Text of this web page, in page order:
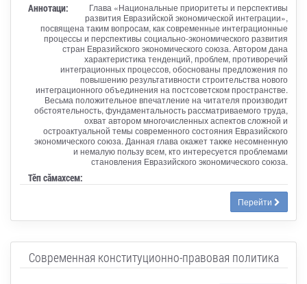
Аннотаци:
Глава «Национальные приоритеты и перспективы
развития Евразийской экономической интеграции»,
посвящена таким вопросам, как современные интеграционные
процессы и перспективы социально-экономического развития
стран Евразийского экономического союза. Автором дана
характеристика тенденций, проблем, противоречий
интеграционных процессов, обоснованы предложения по
повышению результативности строительства нового
интеграционного объединения на постсоветском пространстве.
Весьма положительное впечатление на читателя производит
обстоятельность, фундаментальность рассматриваемого труда,
охват автором многочисленных аспектов сложной и
остроактуальной темы современного состояния Евразийского
экономического союза. Данная глава окажет также несомненную
и немалую пользу всем, кто интересуется проблемами
становления Евразийского экономического союза.
Тӗп сӑмахсем:
Перейти
Современная конституционно-правовая политика